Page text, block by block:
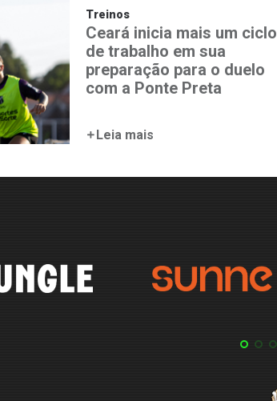
Treinos
Ceará inicia mais um ciclo
de trabalho em sua
preparação para o duelo
com a Ponte Preta
Leia mais